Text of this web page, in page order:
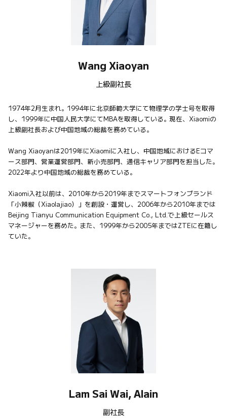
Wang Xiaoyan
上級副社長
1974年2月生まれ。1994年に北京師範大学にて物理学の学士号を取得
し、1999年に中国人民大学にてMBAを取得している。現在、Xiaomiの
上級副社長および中国地域の総裁を務めている。
Wang Xiaoyanは2019年にXiaomiに入社し、中国地域におけるEコマ
ース部門、営業運営部門、新小売部門、通信キャリア部門を担当した。
2022年より中国地域の総裁を務めている。
Xiaomi入社以前は、2010年から2019年までスマートフォンブランド
「小辣椒（Xiaolajiao）」を創設・運営し、2006年から2010年までは
Beijing Tianyu Communication Equipment Co., Ltd.で上級セールス
マネージャーを務めた。また、1999年から2005年まではZTEに在籍し
ていた。
Lam Sai Wai, Alain
副社長